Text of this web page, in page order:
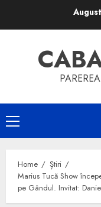
Primary
Menu
Home
Știri
Marius Tucă Show
pe Gândul. Invitat: